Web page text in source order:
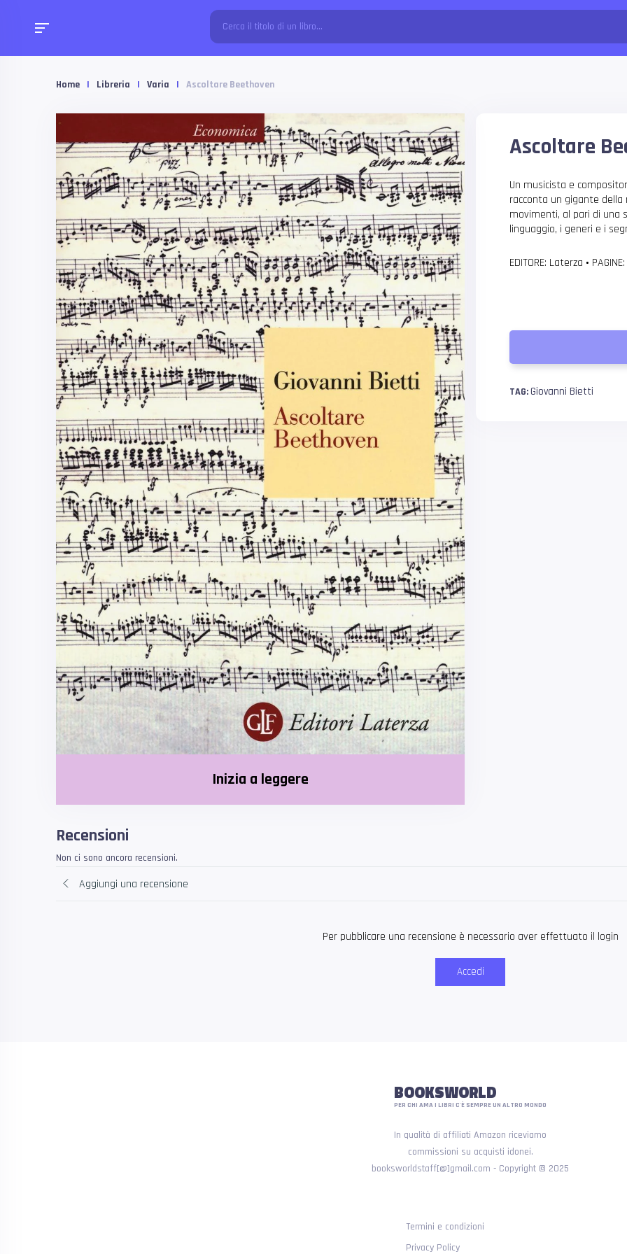
Home | Libreria | Varia | Ascoltare Beethoven
Inizia a leggere
Ascoltare
Un musicista e
racconta un gigante
movimenti, al pari di una
linguaggio, i generi e i
EDITORE: Laterza •
TAG:Giovanni Bietti
Recensioni
Non ci sono ancora recensioni.
Aggiungi una recensione
Per pubblicare una recensione è necessario aver effettuato il login
Accedi
BOOKSWORLD
PER CHI AMA I LIBRI C'È SEMPRE UN ALTRO MONDO
In qualità di affiliati Amazon riceviamo
commissioni su acquisti idonei.
booksworldstaff[@]gmail.com - Copyright © 2025
Termini e condizioni
Privacy Policy